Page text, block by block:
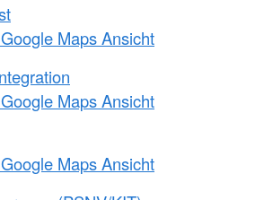
Maps Ansicht
Maps Ansicht
Maps Ansicht